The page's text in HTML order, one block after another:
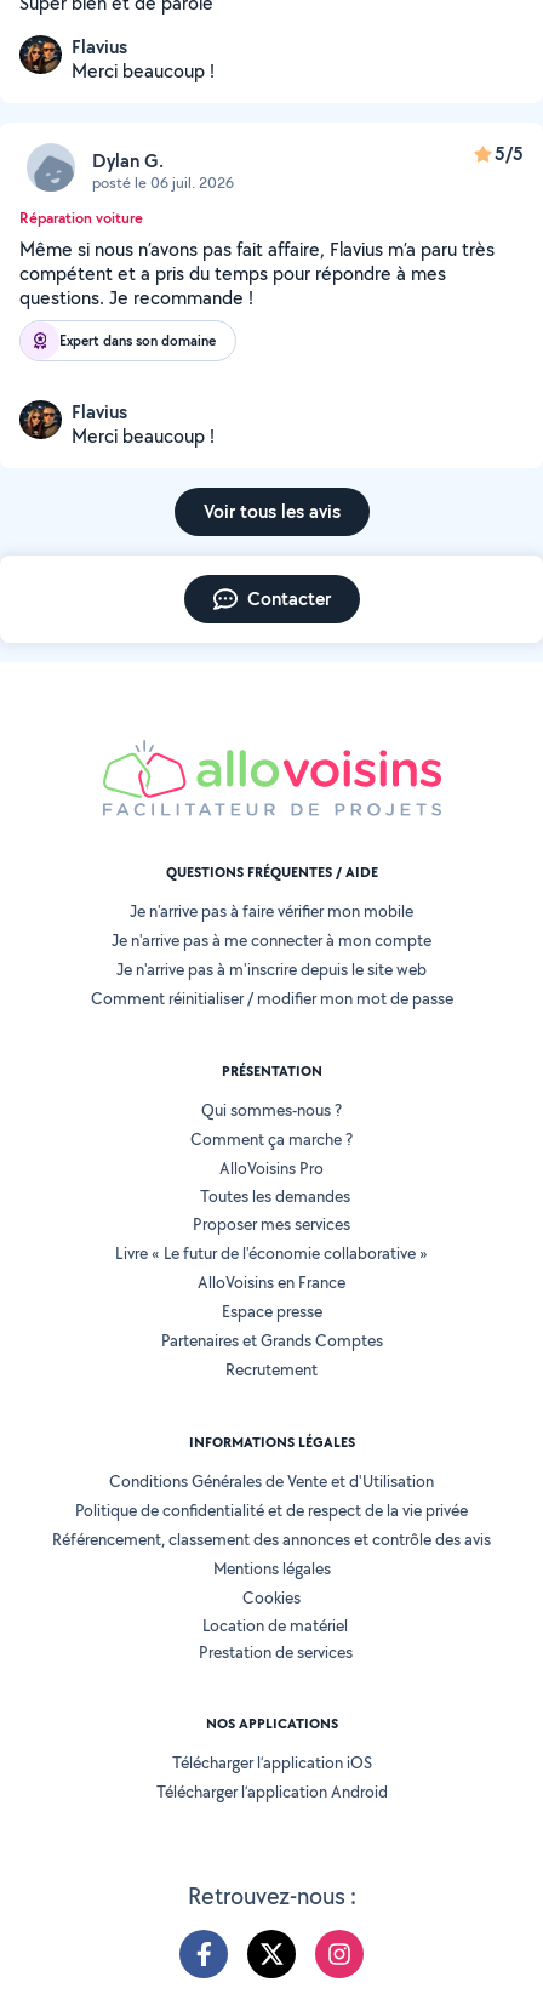
Flavius
Merci beaucoup !
Dylan G.
posté le 06 juil. 2026
5/5
Réparation voiture
Même si nous n’avons pas fait affaire, Flavius m’a paru très
compétent et a pris du temps pour répondre à mes
questions. Je recommande !
Expert dans son domaine
Flavius
Merci beaucoup !
Voir tous les avis
Contacter
Retrouvez-nous :
QUESTIONS FRÉQUENTES / AIDE
Je n'arrive pas à faire vérifier mon mobile
Je n'arrive pas à me connecter à mon compte
Je n'arrive pas à m'inscrire depuis le site web
Comment réinitialiser / modifier mon mot de passe
PRÉSENTATION
Qui sommes-nous ?
Comment ça marche ?
AlloVoisins Pro
Toutes les demandes
Proposer mes services
Livre « Le futur de l'économie collaborative »
AlloVoisins en France
Espace presse
Partenaires et Grands Comptes
Recrutement
INFORMATIONS LÉGALES
Conditions Générales de Vente et d'Utilisation
Politique de confidentialité et de respect de la vie privée
Référencement, classement des annonces et contrôle des avis
Mentions légales
Cookies
Location de matériel
Prestation de services
NOS APPLICATIONS
Télécharger l’application iOS
Télécharger l’application Android